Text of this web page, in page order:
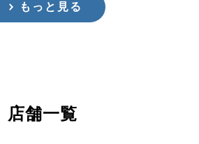
もっと見る
店舗一覧